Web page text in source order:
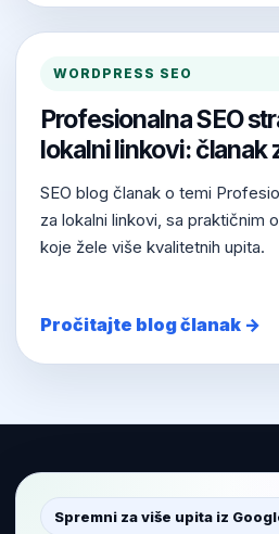
WORDPRESS SEO
Profesionalna SEO
lokalni linkovi: članak
SEO blog članak o temi
za lokalni linkovi, sa praktičnim
koje žele više kvalitetnih upita.
Pročitajte blog članak →
Spremni za više upita iz